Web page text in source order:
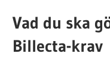
Vad du ska
Billecta-krav